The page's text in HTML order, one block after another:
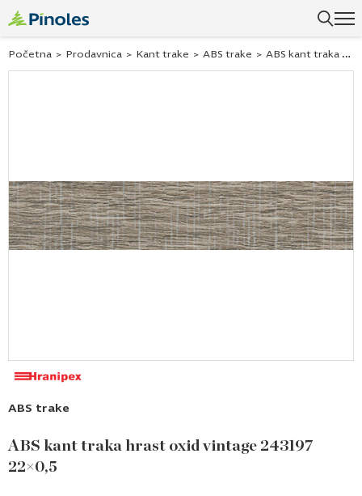
Početna > Prodavnica > Kant trake > ABS trake > ABS kant traka hrast oxid vintage 243197 22×0,5
ABS trake
ABS kant traka hrast oxid vintage 243197
22×0,5